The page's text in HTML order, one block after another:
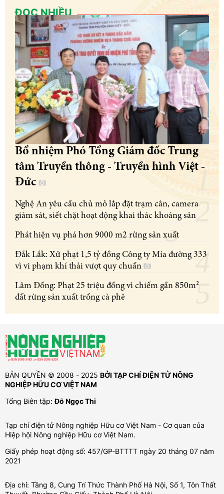
ĐỌC NHIỀU
Bổ nhiệm Phó Tổng Giám đốc Trung
tâm Truyền thông - Truyền hình Việt -
Đức
Nghệ An yêu cầu chủ mỏ lắp đặt trạm cân, camera
giám sát, siết chặt hoạt động khai thác khoáng sản
Phát hiện vụ phá hơn 9000 m2 rừng sản xuất
Đắk Lắk: Xử phạt 1,5 tỷ đồng Công ty Mía đường 333
vì vi phạm khí thải vượt quy chuẩn
Lâm Đồng: Phạt 25 triệu đồng vì chiếm gần 850m²
đất rừng sản xuất trồng cà phê
BẢN QUYỀN © 2008 - 2025 BỞI TẠP CHÍ ĐIỆN TỬ NÔNG
NGHIỆP HỮU CƠ VIỆT NAM
Tổng Biên tập:Đỗ Ngọc Thi
Tạp chí điện tử Nông nghiệp Hữu cơ Việt Nam - Cơ quan của
Hiệp hội Nông nghiệp Hữu cơ Việt Nam.
Giấy phép hoạt động số: 457/GP-BTTTT ngày 20 tháng 07 năm
2021
Địa chỉ: Tầng 8, Cung Trí Thức Thành Phố Hà Nội, Số 1, Tôn Thất